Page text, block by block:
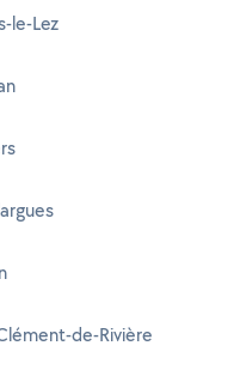
le-Lez
de-Rivière